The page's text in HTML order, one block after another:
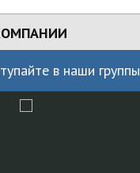
в наши группы